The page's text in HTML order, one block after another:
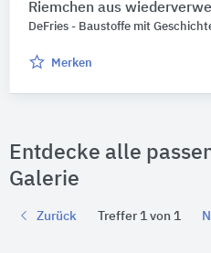
Riemchen aus
DeFries - Baustoffe mit
Merken
Entdecke alle
Galerie
Zurück Treffer 1 von 1